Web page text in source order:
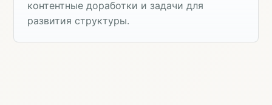
контентные доработки и задачи для
развития структуры.